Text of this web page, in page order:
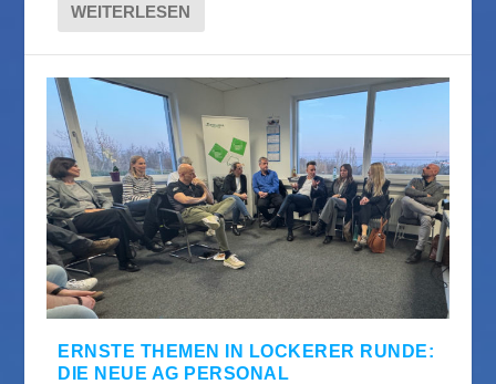
WEITERLESEN
ERNSTE THEMEN IN LOCKERER RUNDE:
DIE NEUE AG PERSONAL